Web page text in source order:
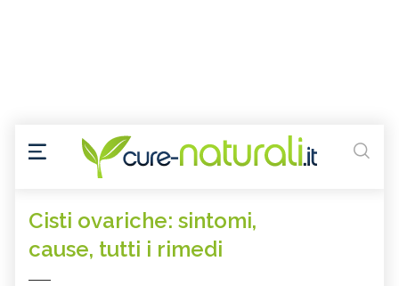
Cisti ovariche: sintomi,
cause, tutti i rimedi